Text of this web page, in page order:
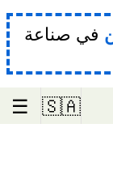
في صناعة
🇸🇦
☰